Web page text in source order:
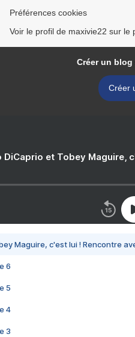
Préférences cookies
Voir le profil de maxivie22 sur le
Créer un
Créer
DiCaprio et Tobey Maguire,
Maguire, c'est lui ! Rencontre
6
5
4
3